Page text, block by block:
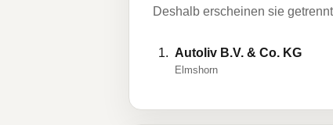
Deshalb erscheinen sie
Autoliv B.V. & Co. KG
Elmshorn